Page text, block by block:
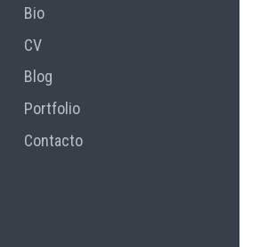
Bio
CV
Blog
Portfolio
Contacto